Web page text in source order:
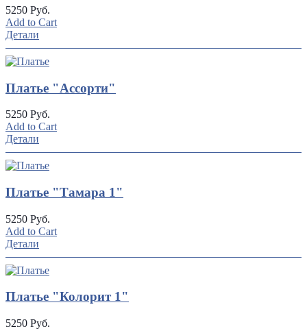
5250 Руб.
Add to Cart
Детали
Платье "Ассорти"
5250 Руб.
Add to Cart
Детали
Платье "Тамара 1"
5250 Руб.
Add to Cart
Детали
Платье "Колорит 1"
5250 Руб.